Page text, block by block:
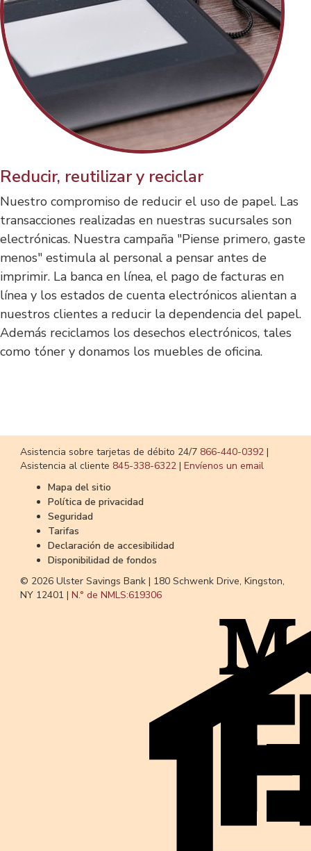
Reducir, reutilizar y reciclar
Nuestro compromiso de reducir el uso de papel. Las
transacciones realizadas en nuestras sucursales son
electrónicas. Nuestra campaña "Piense primero, gaste
menos" estimula al personal a pensar antes de
imprimir. La banca en línea, el pago de facturas en
línea y los estados de cuenta electrónicos alientan a
nuestros clientes a reducir la dependencia del papel.
Además reciclamos los desechos electrónicos, tales
como tóner y donamos los muebles de oficina.
​​​​​​​Asistencia sobre tarjetas de débito 24/7 866-440-0392 |
Asistencia al cliente ​​​​​​​845-338-6322 | Envíenos un email
Mapa del sitio
Política de privacidad
Seguridad
Tarifas
Declaración de accesibilidad
Disponibilidad de fondos
© 2026 Ulster Savings Bank | 180 Schwenk Drive, Kingston,
NY 12401 | N.° de NMLS:619306